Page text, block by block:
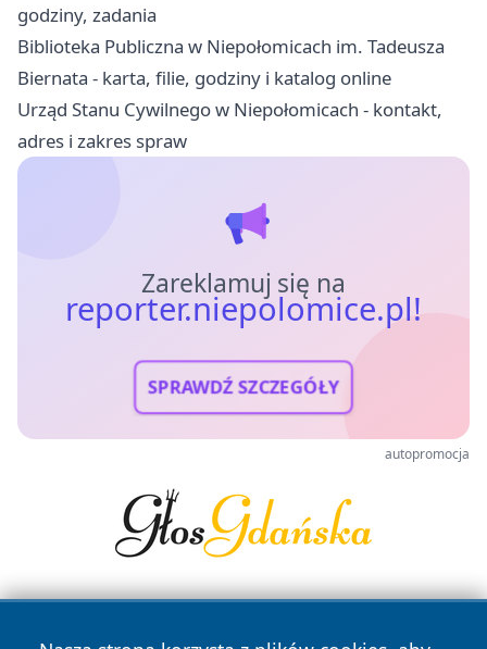
godziny, zadania
Biblioteka Publiczna w Niepołomicach im. Tadeusza
Biernata - karta, filie, godziny i katalog online
Urząd Stanu Cywilnego w Niepołomicach - kontakt,
adres i zakres spraw
Zareklamuj się na
reporter.niepolomice.pl!
SPRAWDŹ SZCZEGÓŁY
autopromocja